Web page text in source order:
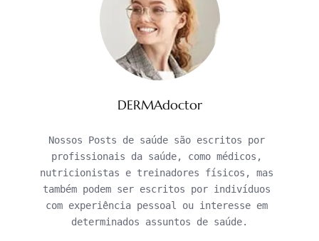
DERMAdoctor
Nossos Posts de saúde são escritos por
profissionais da saúde, como médicos,
nutricionistas e treinadores físicos, mas
também podem ser escritos por indivíduos
com experiência pessoal ou interesse em
determinados assuntos de saúde.